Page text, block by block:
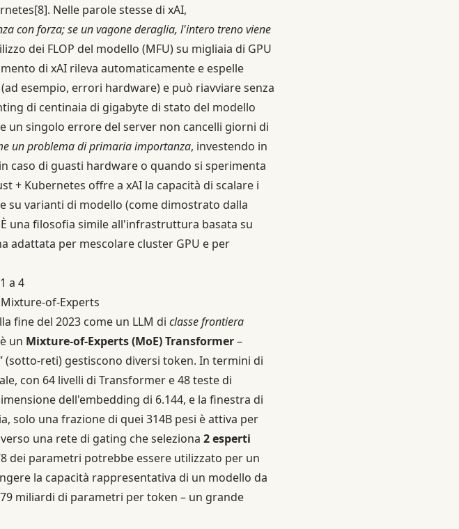
[8]. Nelle parole stesse di xAI,
con forza; se un vagone deraglia, l'intero treno viene
dei FLOP del modello (MFU) su migliaia di GPU
di xAI rileva automaticamente e espelle
esempio, errori hardware) e può riavviare senza
di centinaia di gigabyte di stato del modello
un singolo errore del server non cancelli giorni di
un problema di primaria importanza, investendo in
caso di guasti hardware o quando si sperimenta
+ Kubernetes offre a xAI la capacità di scalare i
su varianti di modello (come dimostrato dalla
una filosofia simile all'infrastruttura basata su
adattata per mescolare cluster GPU e per
a 4
of-Experts
fine del 2023 come un LLM di classe frontiera
un Mixture-of-Experts (MoE) Transformer–
(sotto-reti) gestiscono diversi token. In termini di
con 64 livelli di Transformer e 48 teste di
dell'embedding di 6.144, e la finestra di
solo una frazione di quei 314B pesi è attiva per
una rete di gating che seleziona 2 esperti
dei parametri potrebbe essere utilizzato per un
la capacità rappresentativa di un modello da
miliardi di parametri per token – un grande